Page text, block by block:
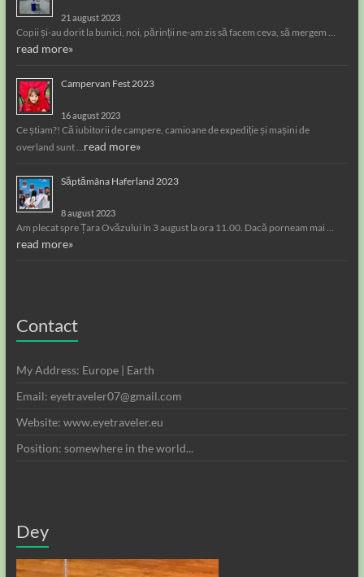
21 august 2023
Copii și-au dorit la bunici, noi, părinții ne-am zis să facem ceva, să mergem …
read more»
Campervan Fest 2023
16 august 2023
Ce știam?! Că iubitorii de campere, camioane de expediție și mașini de
overland sunt …read more»
Săptămâna Haferland 2023
8 august 2023
Am plecat spre Țara Ovăzului în 3 august la ora 11.00. Dacă porneam mai …
read more»
Contact
My Address: Europe | Earth
Email: eyetraveler07@gmail.com
Website: www.eyetraveler.eu
Position: somewhere in the world...
Dey